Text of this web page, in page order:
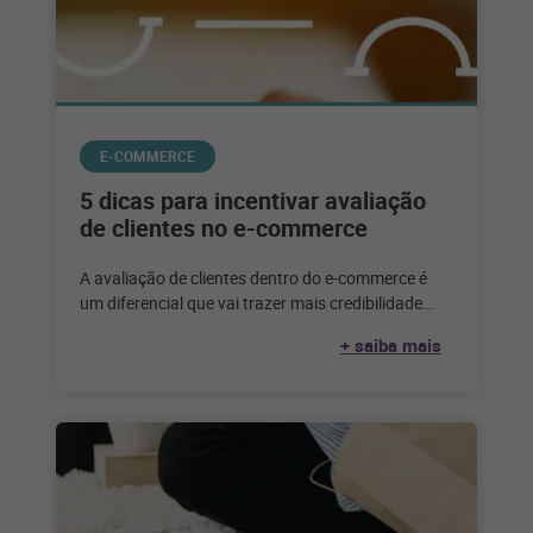
E-COMMERCE
5 dicas para incentivar avaliação
de clientes no e-commerce
A avaliação de clientes dentro do e-commerce é
um diferencial que vai trazer mais credibilidade
+ saiba mais